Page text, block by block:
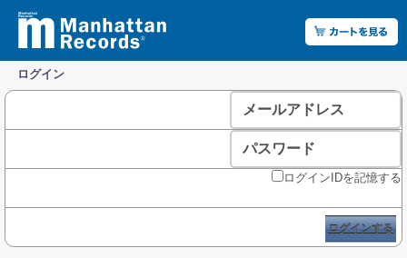
ログイン
メールアドレス
パスワード
ログインIDを記憶する
ログインする